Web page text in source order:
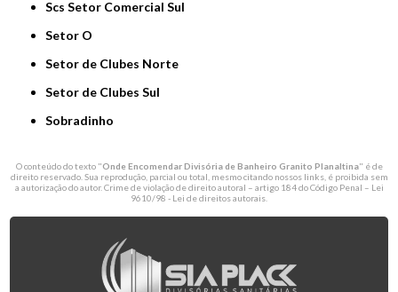
Scs Setor Comercial Sul
Setor O
Setor de Clubes Norte
Setor de Clubes Sul
Sobradinho
O conteúdo do texto "Onde Encomendar Divisória de Banheiro Granito Planaltina" é de
direito reservado. Sua reprodução, parcial ou total, mesmo citando nossos links, é proibida sem
a autorização do autor. Crime de violação de direito autoral – artigo 184 do Código Penal – Lei
9610/98 - Lei de direitos autorais